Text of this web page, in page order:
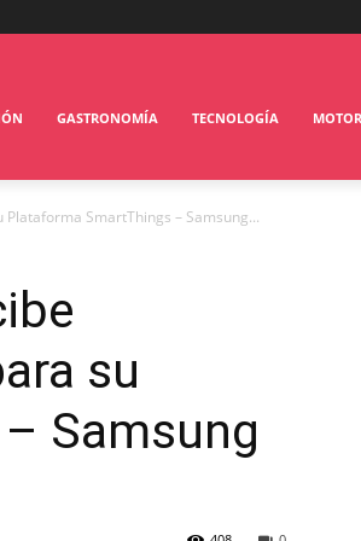
GASTRONOMÍA TECNOLOGÍA MOTOR
SmartThings – Samsung...
su
Samsung